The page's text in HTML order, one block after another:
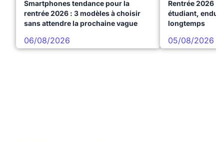
Smartphones tendance pour la
rentrée 2026 : 3 modèles à choisir
sans attendre la prochaine vague
06/08/2026
Rentrée 2026 :
étudiant,
longtemps
05/08/2026